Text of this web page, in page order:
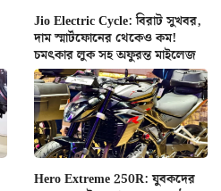
Jio Electric Cycle: বিরাট সুখবর,
দাম স্মার্টফোনের থেকেও কম!
চমৎকার লুক সহ অফুরন্ত মাইলেজ
Hero Extreme 250R: যুবকদের